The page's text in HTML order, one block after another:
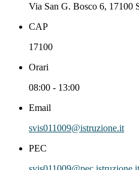
Via San G. Bosco 6, 17100
CAP
17100
Orari
08:00 - 13:00
Email
svis011009@istruzione.it
PEC